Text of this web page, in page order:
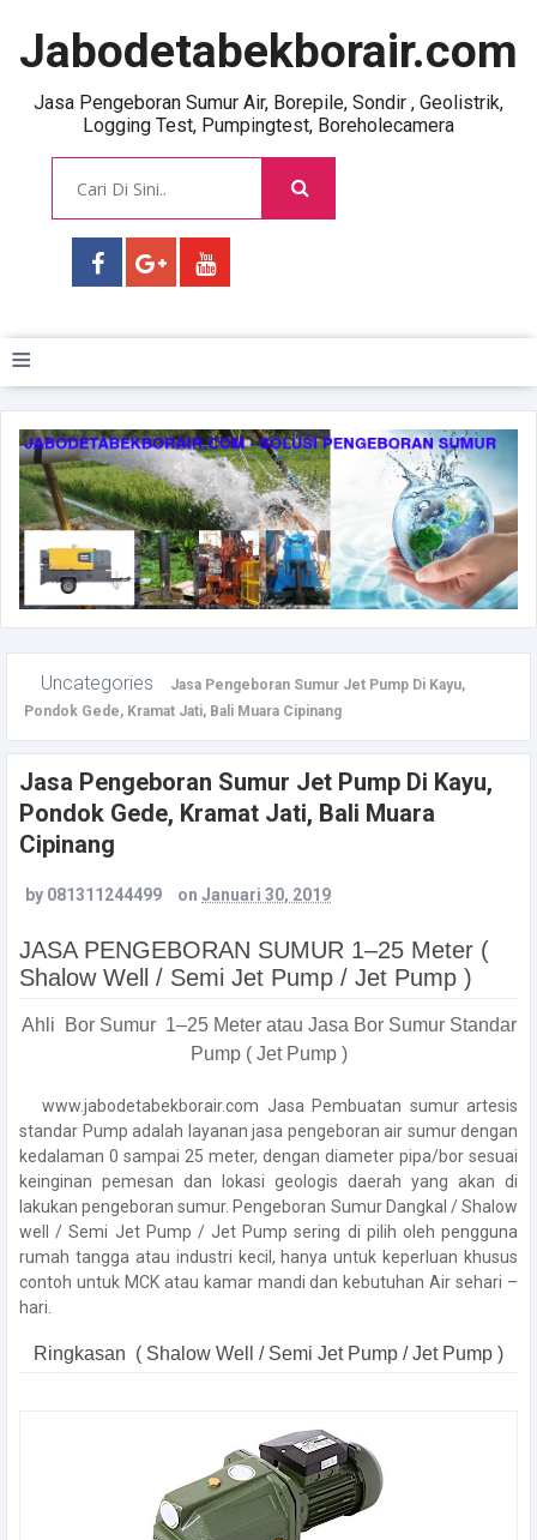
Jabodetabekborair.com
Jasa Pengeboran Sumur Air, Borepile, Sondir , Geolistrik,
Logging Test, Pumpingtest, Boreholecamera
≡
Uncategories
Jasa Pengeboran Sumur Jet Pump Di Kayu,
Pondok Gede, Kramat Jati, Bali Muara Cipinang
Jasa Pengeboran Sumur Jet Pump Di Kayu,
Pondok Gede, Kramat Jati, Bali Muara
Cipinang
by 081311244499 on Januari 30, 2019
JASA PENGEBORAN SUMUR 1–25 Meter (
Shalow Well / Semi Jet Pump / Jet Pump )
Ahli Bor Sumur 1–25 Meter atau Jasa Bor Sumur Standar
Pump ( Jet Pump )
www.jabodetabekborair.com Jasa Pembuatan sumur artesis
standar Pump adalah layanan jasa pengeboran air sumur dengan
kedalaman 0 sampai 25 meter, dengan diameter pipa/bor sesuai
keinginan pemesan dan lokasi geologis daerah yang akan di
lakukan pengeboran sumur. Pengeboran Sumur Dangkal / Shalow
well / Semi Jet Pump / Jet Pump sering di pilih oleh pengguna
rumah tangga atau industri kecil, hanya untuk keperluan khusus
contoh untuk MCK atau kamar mandi dan kebutuhan Air sehari –
hari.
Ringkasan ( Shalow Well / Semi Jet Pump / Jet Pump )